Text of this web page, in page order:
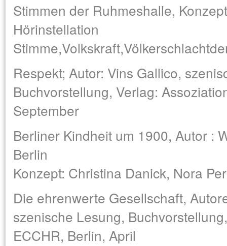
Stimmen der Ruhmeshalle,
Hörinstellation
Respekt; Autor: Vins Gallico,
Buchvorstellung, Verlag:
September
Berliner Kindheit um 1900, Autor :
Berlin
Konzept: Christina Danick, Nora
Die ehrenwerte Gesellschaft,
szenische Lesung,
ECCHR, Berlin, April